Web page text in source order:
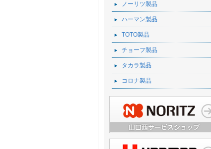
ノーリツ製品
ハーマン製品
TOTO製品
チョーフ製品
タカラ製品
コロナ製品